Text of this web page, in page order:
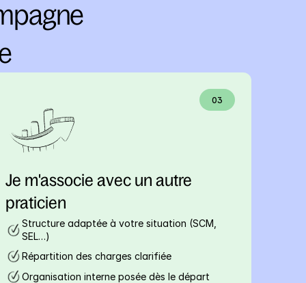
03
Je m'associe avec un autre
praticien
Structure adaptée à votre situation (SCM,
SEL…)
Répartition des charges clarifiée
Organisation interne posée dès le départ